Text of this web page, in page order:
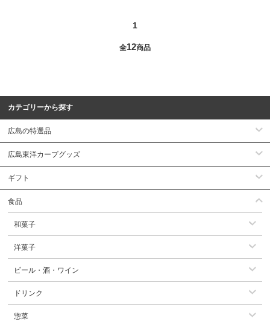
1
全12商品
カテゴリーから探す
広島の特選品
広島東洋カープグッズ
ギフト
食品
和菓子
洋菓子
ビール・酒・ワイン
ドリンク
惣菜